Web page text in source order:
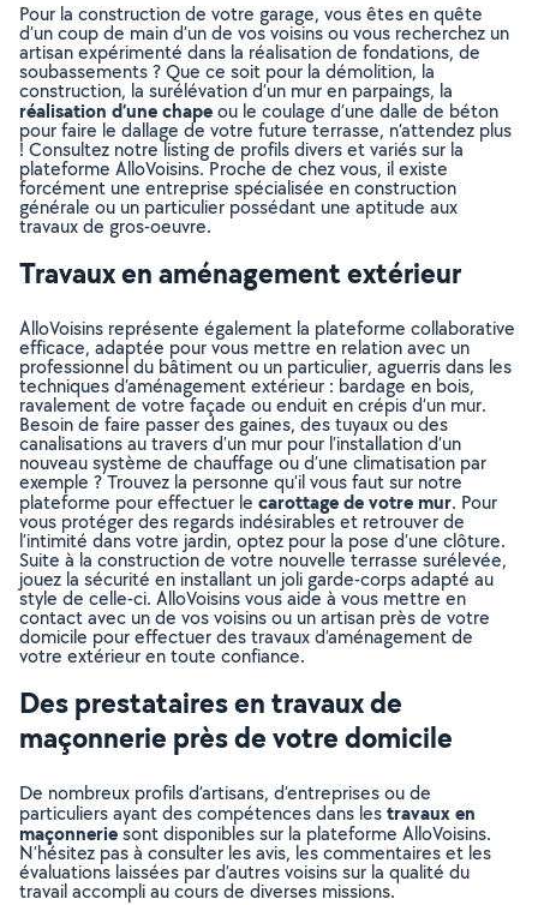
Pour la construction de votre garage, vous êtes en quête
d’un coup de main d’un de vos voisins ou vous recherchez un
artisan expérimenté dans la réalisation de fondations, de
soubassements ? Que ce soit pour la démolition, la
construction, la surélévation d’un mur en parpaings, la
réalisation d’une chapeou le coulage d’une dalle de béton
pour faire le dallage de votre future terrasse, n’attendez plus
! Consultez notre listing de profils divers et variés sur la
plateforme AlloVoisins. Proche de chez vous, il existe
forcément une entreprise spécialisée en construction
générale ou un particulier possédant une aptitude aux
travaux de gros-oeuvre.
Travaux en aménagement extérieur
AlloVoisins représente également la plateforme collaborative
efficace, adaptée pour vous mettre en relation avec un
professionnel du bâtiment ou un particulier, aguerris dans les
techniques d’aménagement extérieur : bardage en bois,
ravalement de votre façade ou enduit en crépis d’un mur.
Besoin de faire passer des gaines, des tuyaux ou des
canalisations au travers d’un mur pour l’installation d’un
nouveau système de chauffage ou d’une climatisation par
exemple ? Trouvez la personne qu’il vous faut sur notre
plateforme pour effectuer le carottage de votre mur. Pour
vous protéger des regards indésirables et retrouver de
l’intimité dans votre jardin, optez pour la pose d’une clôture.
Suite à la construction de votre nouvelle terrasse surélevée,
jouez la sécurité en installant un joli garde-corps adapté au
style de celle-ci. AlloVoisins vous aide à vous mettre en
contact avec un de vos voisins ou un artisan près de votre
domicile pour effectuer des travaux d’aménagement de
votre extérieur en toute confiance.
Des prestataires en travaux de
maçonnerie près de votre domicile
De nombreux profils d’artisans, d’entreprises ou de
particuliers ayant des compétences dans lestravaux en
maçonneriesont disponibles sur la plateforme AlloVoisins.
N’hésitez pas à consulter les avis, les commentaires et les
évaluations laissées par d’autres voisins sur la qualité du
travail accompli au cours de diverses missions.